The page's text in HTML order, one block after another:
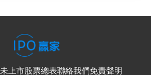
未上市股票總表聯絡我們免責聲明